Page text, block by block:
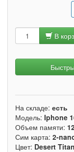
В
На складе: есть
Модель: Iphone
Объем памяти:
Сим карта: 2-
Цвет: Desert